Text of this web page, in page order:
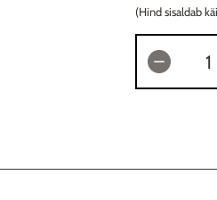
(Hind sisaldab